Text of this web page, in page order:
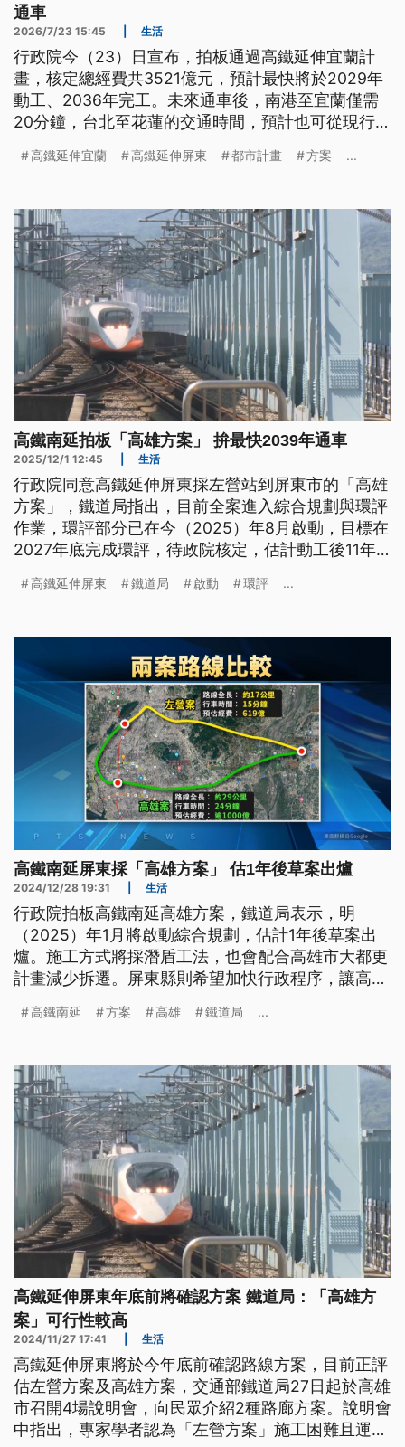
通車
2026/7/23 15:45 生活
行政院今（23）日宣布，拍板通過高鐵延伸宜蘭計
畫，核定總經費共3521億元，預計最快將於2029年
動工、2036年完工。未來通車後，南港至宜蘭僅需
20分鐘，台北至花蓮的交通時間，預計也可從現行
高鐵延伸宜蘭 高鐵延伸屏東 都市計畫 方案 ...
高鐵南延拍板「高雄方案」 拚最快2039年通車
2025/12/1 12:45 生活
行政院同意高鐵延伸屏東採左營站到屏東市的「高雄
方案」，鐵道局指出，目前全案進入綜合規劃與環評
作業，環評部分已在今（2025）年8月啟動，目標在
2027年底完成環評，待政院核定，估計動工後11年
高鐵延伸屏東 鐵道局 啟動 環評 ...
高鐵南延屏東採「高雄方案」 估1年後草案出爐
2024/12/28 19:31 生活
行政院拍板高鐵南延高雄方案，鐵道局表示，明
（2025）年1月將啟動綜合規劃，估計1年後草案出
爐。施工方式將採潛盾工法，也會配合高雄市大都更
計畫減少拆遷。屏東縣則希望加快行政程序，讓高鐵
高鐵南延 方案 高雄 鐵道局 ...
高鐵延伸屏東年底前將確認方案 鐵道局：「高雄方
案」可行性較高
2024/11/27 17:41 生活
高鐵延伸屏東將於今年底前確認路線方案，目前正評
估左營方案及高雄方案，交通部鐵道局27日起於高雄
市召開4場說明會，向民眾介紹2種路廊方案。說明會
中指出，專家學者認為「左營方案」施工困難且運輸